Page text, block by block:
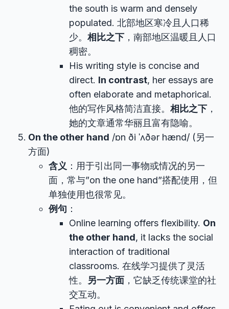
the south is warm and densely
populated. 北部地区寒冷且人口稀
少。 相比之下 ，南部地区温暖且人口
稠密。
His writing style is concise and
direct. In contrast, her essays are
often elaborate and metaphorical.
他的写作风格简洁直接。 相比之下 ，
她的文章通常华丽且富有隐喻。
On the other hand /ɒn ði ˈʌðər hænd/ (另一
方面)
含义 ：用于引出同一事物或情况的另一
面，常与”on the one hand”搭配使用，但
单独使用也很常见。
例句 ：
Online learning offers flexibility. On
the other hand, it lacks the social
interaction of traditional
classrooms. 在线学习提供了灵活
性。 另一方面 ，它缺乏传统课堂的社
交互动。